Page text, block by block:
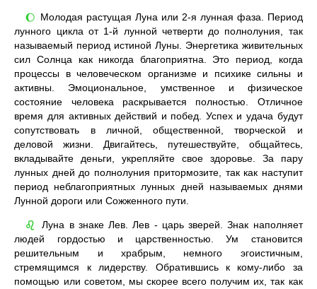
🌔
Молодая растущая Луна или 2-я лунная фаза. Период
лунного цикла от 1-й лунной четверти до полнолуния, так
называемый период истиной Луны. Энергетика живительных
сил Солнца как никогда благоприятна. Это период, когда
процессы в человеческом организме и психике сильны и
активны. Эмоциональное, умственное и физическое
состояние человека раскрывается полностью. Отличное
время для активных действий и побед. Успех и удача будут
сопутствовать в личной, общественной, творческой и
деловой жизни. Двигайтесь, путешествуйте, общайтесь,
вкладывайте деньги, укрепляйте свое здоровье. За пару
лунных дней до полнолуния притормозите, так как наступит
период неблагоприятных лунных дней называемых днями
Лунной дороги или Сожженного пути.
♌
Луна в знаке Лев. Лев - царь зверей. Знак наполняет
людей гордостью и царственностью. Ум становится
решительным и храбрым, немного эгоистичным,
стремящимся к лидерству. Обратившись к кому-либо за
помощью или советом, мы скорее всего получим их, так как